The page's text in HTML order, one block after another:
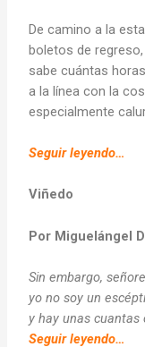
De camino a la
boletos de regreso,
sabe cuántas
a la línea con la
especialmente
Seguir leyendo…
Viñedo
Por Miguelángel
Sin embargo,
yo no soy un
y hay unas cuantas
Seguir leyendo…